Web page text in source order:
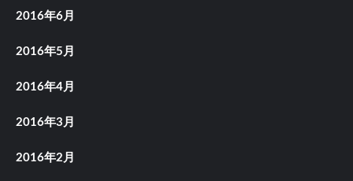
2016年6月
2016年5月
2016年4月
2016年3月
2016年2月